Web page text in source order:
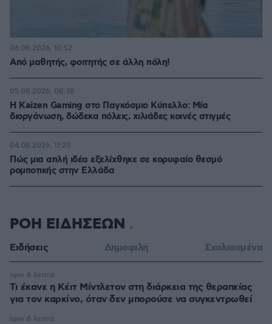
Από μαθητής, φοιτητής σε άλλη πόλη!
06.08.2026, 10:52
H Kaizen Gaming στο Παγκόσμιο Kύπελλο: Μία
διοργάνωση, δώδεκα πόλεις, χιλιάδες κοινές στιγμές
05.08.2026, 08:38
Πώς μια απλή ιδέα εξελίχθηκε σε κορυφαίο θεσμό
ρομποτικής στην Ελλάδα
04.08.2026, 11:20
ΡΟΗ ΕΙΔΗΣΕΩΝ
Ειδήσεις Δημοφιλή Σχολιασμένα
Τι έκανε η Κέιτ Μίντλετον στη διάρκεια της θεραπείας
για τον καρκίνο, όταν δεν μπορούσε να συγκεντρωθεί
πριν 6 λεπτά
πριν 6 λεπτά